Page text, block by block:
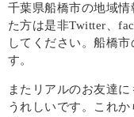
千葉県船橋市の地域
た方は是非Twitter、
してください。船橋
す。
またリアルのお友達
うれしいです。これ